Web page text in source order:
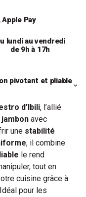
Apple Pay
lundi au vendredi
de 9h à 17h
pivotant et pliable
d’Ibili, l’allié
avec
une stabilité
, il combine
le rend
tout en
cuisine grâce à
pour les